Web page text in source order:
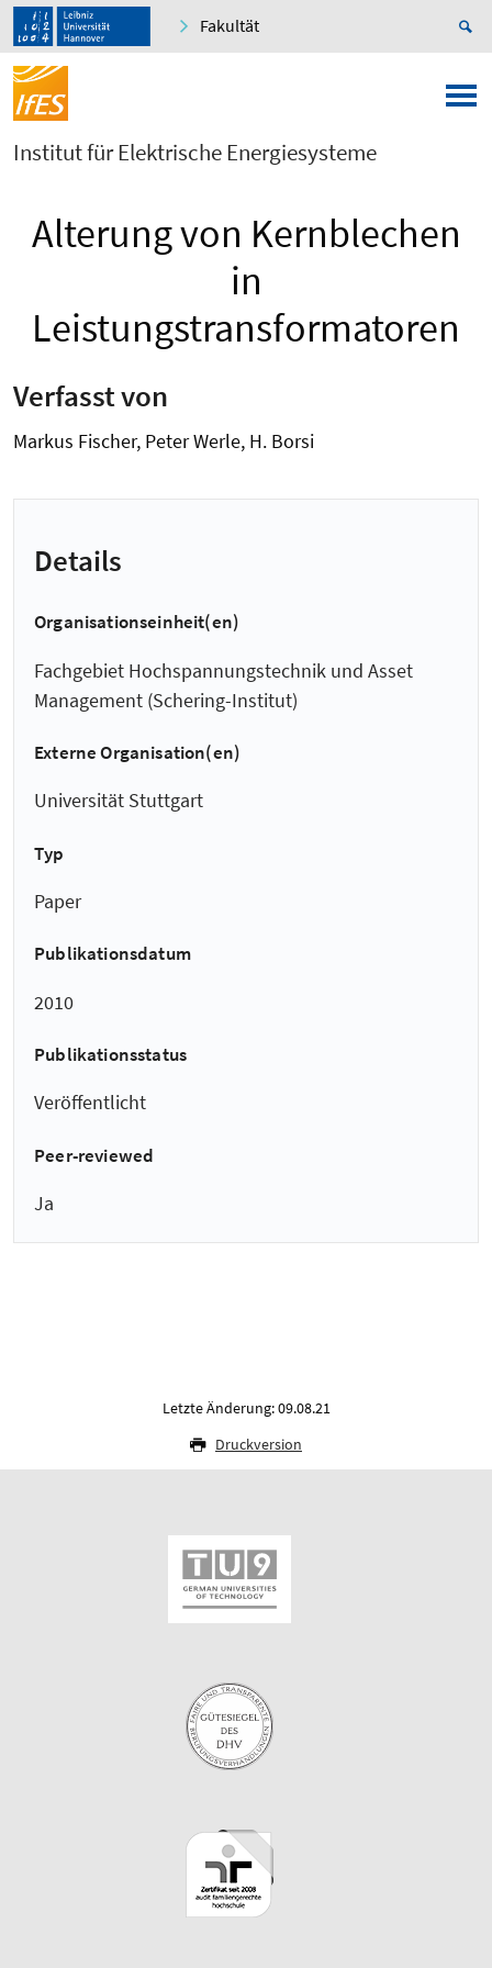
Fakultät
Institut für Elektrische Energiesysteme
Alterung von Kernblechen
in
Leistungstransformatoren
Verfasst von
Markus Fischer, Peter Werle, H. Borsi
Details
Organisationseinheit(en)
Fachgebiet Hochspannungstechnik und Asset
Management (Schering-Institut)
Externe Organisation(en)
Universität Stuttgart
Typ
Paper
Publikationsdatum
2010
Publikationsstatus
Veröffentlicht
Peer-reviewed
Ja
Letzte Änderung: 09.08.21
Druckversion